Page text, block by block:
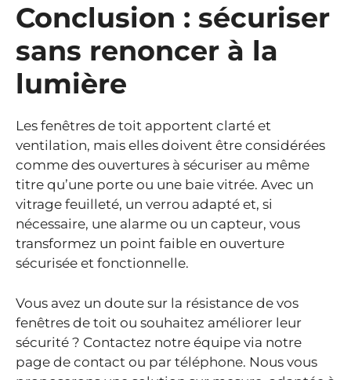
Conclusion : sécuriser
sans renoncer à la
lumière
Les fenêtres de toit apportent clarté et
ventilation, mais elles doivent être considérées
comme des ouvertures à sécuriser au même
titre qu’une porte ou une baie vitrée. Avec un
vitrage feuilleté, un verrou adapté et, si
nécessaire, une alarme ou un capteur, vous
transformez un point faible en ouverture
sécurisée et fonctionnelle.
Vous avez un doute sur la résistance de vos
fenêtres de toit ou souhaitez améliorer leur
sécurité ? Contactez notre équipe via notre
page de contact ou par téléphone. Nous vous